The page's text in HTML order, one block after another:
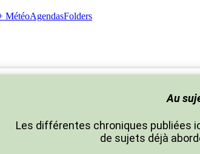
MétéoAgendasFolders
Au
Les différentes chroniques publiées
de sujets déjà